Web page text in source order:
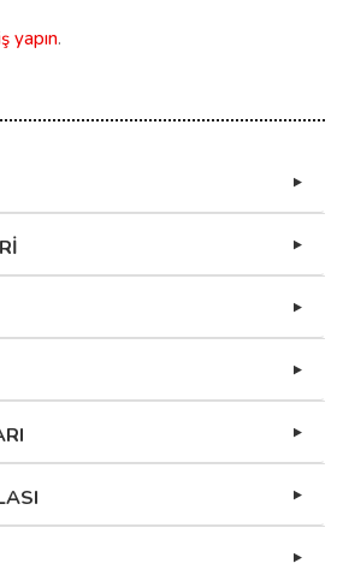
yapın.